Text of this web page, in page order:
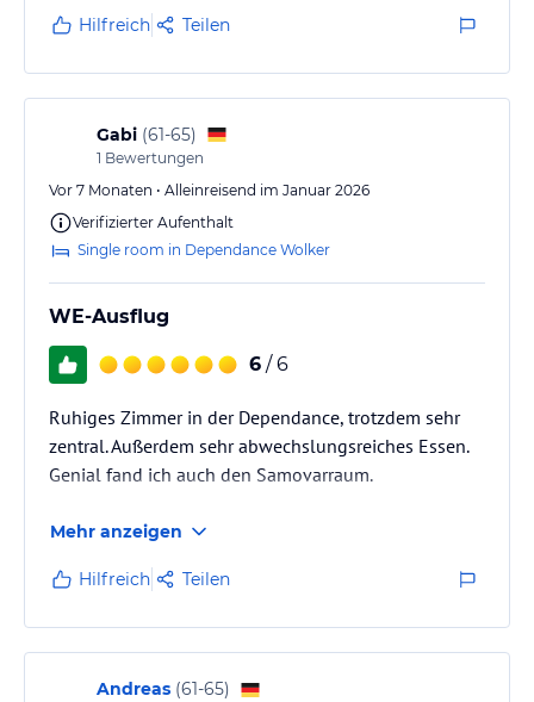
Hilfreich Teilen
Gabi (61-65)
1 Bewertungen
Vor 7 Monaten • Alleinreisend im Januar 2026
Verifizierter Aufenthalt
Single room in Dependance Wolker
WE-Ausflug
6 / 6
Ruhiges Zimmer in der Dependance, trotzdem sehr
zentral. Außerdem sehr abwechslungsreiches Essen.
Genial fand ich auch den Samovarraum.
Mehr anzeigen
Hilfreich Teilen
Andreas (61-65)